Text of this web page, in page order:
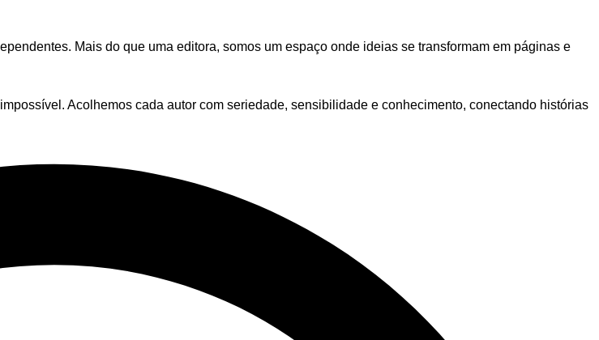
Mais do que uma editora, somos um espaço onde ideias se transformam em páginas e
Acolhemos cada autor com seriedade, sensibilidade e conhecimento, conectando histórias